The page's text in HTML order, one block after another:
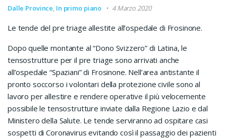
Dalle Province, In primo piano 4 Marzo 2020
Le tende del pre triage allestite all’ospedale di Frosinone.
Dopo quelle montante al “Dono Svizzero” di Latina, le
tensostrutture per il pre triage sono arrivati anche
all’ospedale “Spaziani” di Frosinone. Nell’area antistante il
pronto soccorso i volontari della protezione civile sono al
lavoro per allestire e rendere operative il più velocemente
possibile le tensostrutture inviate dalla Regione Lazio e dal
Ministero della Salute. Le tende serviranno ad ospitare casi
sospetti di Coronavirus evitando così il passaggio dei pazienti